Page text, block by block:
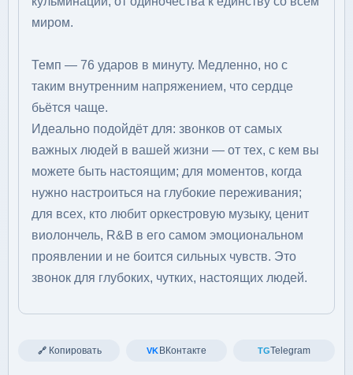
миром.
Темп — 76 ударов в минуту. Медленно, но с
таким внутренним напряжением, что сердце
бьётся чаще.
Идеально подойдёт для: звонков от самых
важных людей в вашей жизни — от тех, с кем вы
можете быть настоящим; для моментов, когда
нужно настроиться на глубокие переживания;
для всех, кто любит оркестровую музыку, ценит
виолончель, R&B в его самом эмоциональном
проявлении и не боится сильных чувств. Это
звонок для глубоких, чутких, настоящих людей.
🔗 Копировать VK ВКонтакте TGTelegram